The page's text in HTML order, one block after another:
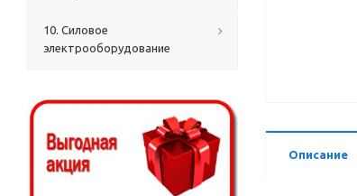
Описание
10. Силовое
электрооборудование